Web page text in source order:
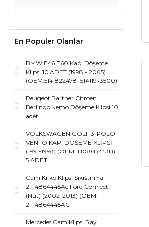
En Populer Olanlar
BMW E46 E60 Kapı Döşeme
Klipsi 10 ADET (1998 - 2005)
(OEM:51418224781 51411973500)
Peugeot Partner Citroen
Berlingo Nemo Döşeme Klipsi 10
adet
VOLKSWAGEN GOLF 3-POLO-
VENTO KAPI DÖŞEME KLİPSİ
(1991-1998) (OEM:1H0868243B)
5 ADET
Cam Kriko Klipsi Sıkıştırma
2T14864445Ac Ford Connect
(Nut) (2002-2013) (OEM:
2T14864445AC
Mercedes Cam Klipsi Ray